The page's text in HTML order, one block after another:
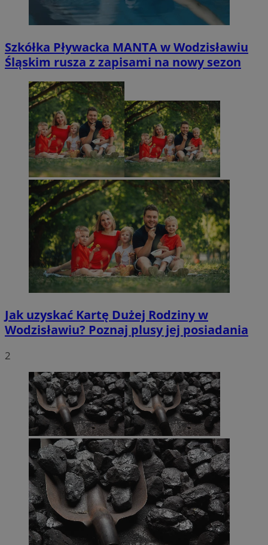
Szkółka Pływacka MANTA w Wodzisławiu
Śląskim rusza z zapisami na nowy sezon
Jak uzyskać Kartę Dużej Rodziny w
Wodzisławiu? Poznaj plusy jej posiadania
2